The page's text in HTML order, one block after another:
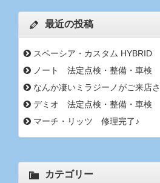
最近の投稿
スペーシア・カスタム HYBRID
ノート 法定点検・整備・車検
なんか凄いミラジーノがご来店
デミオ 法定点検・整備・車検
マーチ・リッツ 修理完了♪
カテゴリー